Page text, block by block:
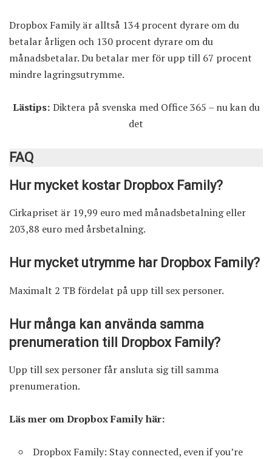
Dropbox Family är alltså 134 procent dyrare om du
betalar årligen och 130 procent dyrare om du
månadsbetalar. Du betalar mer för upp till 67 procent
mindre lagringsutrymme.
Lästips: Diktera på svenska med Office 365 – nu kan du
det
FAQ
Hur mycket kostar Dropbox Family?
Cirkapriset är 19,99 euro med månadsbetalning eller
203,88 euro med årsbetalning.
Hur mycket utrymme har Dropbox Family?
Maximalt 2 TB fördelat på upp till sex personer.
Hur många kan använda samma
prenumeration till Dropbox Family?
Upp till sex personer får ansluta sig till samma
prenumeration.
Läs mer om Dropbox Family här:
Dropbox Family: Stay connected, even if you’re